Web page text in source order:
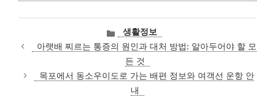
카
테
고
리
생활정보
아랫배 찌르는 통증의 원인과 대처 방법: 알아두어야 할 모
든 것
목포에서 동소우이도로 가는 배편 정보와 여객선 운항 안
내